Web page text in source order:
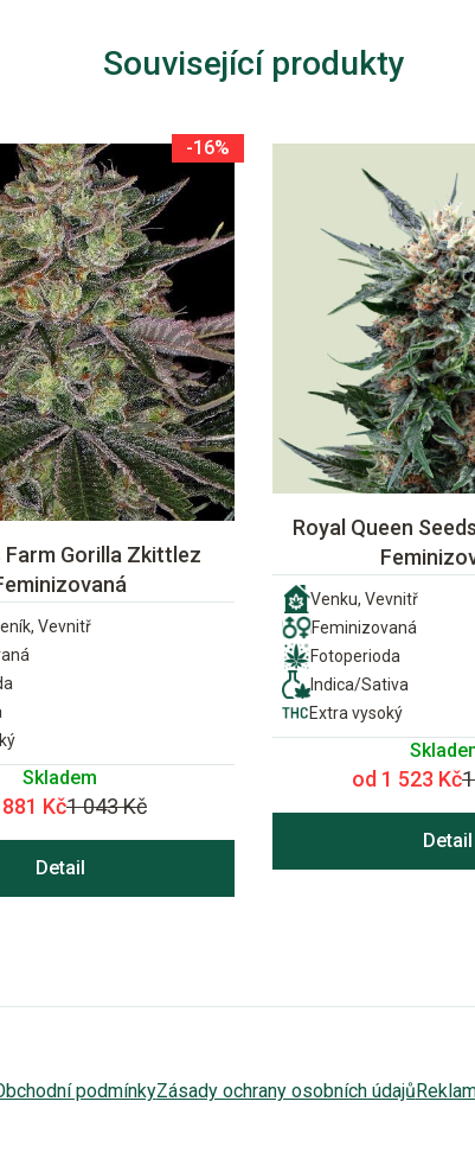
Související produkty
-16%
Farm Gorilla Zkittlez
Vevnitř
Skladem
Kč1 043 Kč
Detail
Royal Queen
Venku, Vevnitř
Feminizovaná
Fotoperioda
Indica/Sativa
Extra vysoký
od 1 523 Kč
Detail
podmínkyZásady ochrany osobních údajů